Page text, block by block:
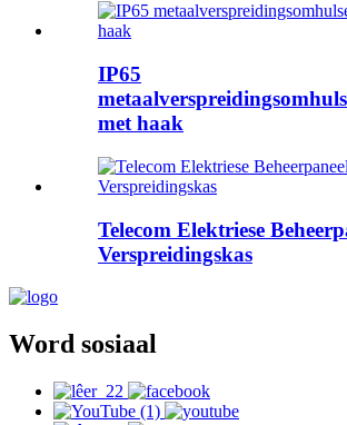
IP65
met haak
Telecom Elektriese
Verspreidingskas
Word sosiaal